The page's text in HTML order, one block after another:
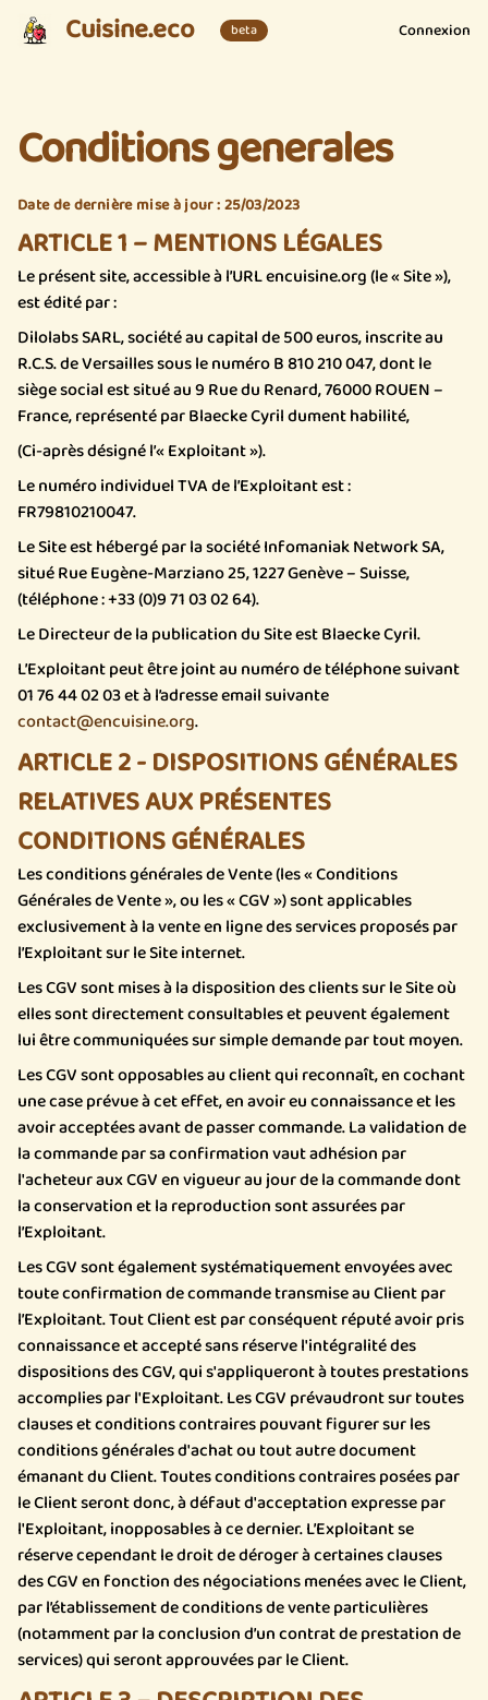
Cuisine.eco beta Connexion
Conditions generales
Date de dernière mise à jour : 25/03/2023
ARTICLE 1 – MENTIONS LÉGALES
Le présent site, accessible à l’URL encuisine.org (le « Site »),
est édité par :
Dilolabs SARL, société au capital de 500 euros, inscrite au
R.C.S. de Versailles sous le numéro B 810 210 047, dont le
siège social est situé au 9 Rue du Renard, 76000 ROUEN –
France, représenté par Blaecke Cyril dument habilité,
(Ci-après désigné l’« Exploitant »).
Le numéro individuel TVA de l’Exploitant est :
FR79810210047.
Le Site est hébergé par la société Infomaniak Network SA,
situé Rue Eugène-Marziano 25, 1227 Genève – Suisse,
(téléphone : +33 (0)9 71 03 02 64).
Le Directeur de la publication du Site est Blaecke Cyril.
L’Exploitant peut être joint au numéro de téléphone suivant
01 76 44 02 03 et à l’adresse email suivante
contact@encuisine.org.
ARTICLE 2 - DISPOSITIONS GÉNÉRALES
RELATIVES AUX PRÉSENTES
CONDITIONS GÉNÉRALES
Les conditions générales de Vente (les « Conditions
Générales de Vente », ou les « CGV ») sont applicables
exclusivement à la vente en ligne des services proposés par
l’Exploitant sur le Site internet.
Les CGV sont mises à la disposition des clients sur le Site où
elles sont directement consultables et peuvent également
lui être communiquées sur simple demande par tout moyen.
Les CGV sont opposables au client qui reconnaît, en cochant
une case prévue à cet effet, en avoir eu connaissance et les
avoir acceptées avant de passer commande. La validation de
la commande par sa confirmation vaut adhésion par
l'acheteur aux CGV en vigueur au jour de la commande dont
la conservation et la reproduction sont assurées par
l’Exploitant.
Les CGV sont également systématiquement envoyées avec
toute confirmation de commande transmise au Client par
l’Exploitant. Tout Client est par conséquent réputé avoir pris
connaissance et accepté sans réserve l'intégralité des
dispositions des CGV, qui s'appliqueront à toutes prestations
accomplies par l'Exploitant. Les CGV prévaudront sur toutes
clauses et conditions contraires pouvant figurer sur les
conditions générales d'achat ou tout autre document
émanant du Client. Toutes conditions contraires posées par
le Client seront donc, à défaut d'acceptation expresse par
l'Exploitant, inopposables à ce dernier. L’Exploitant se
réserve cependant le droit de déroger à certaines clauses
des CGV en fonction des négociations menées avec le Client,
par l’établissement de conditions de vente particulières
(notamment par la conclusion d’un contrat de prestation de
services) qui seront approuvées par le Client.